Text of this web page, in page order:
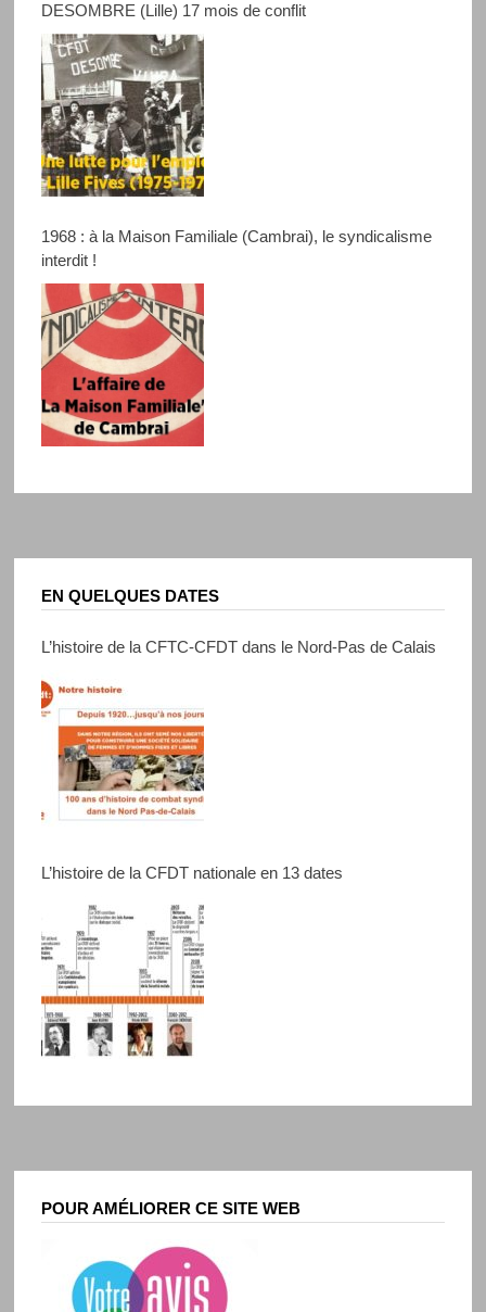
DESOMBRE (Lille) 17 mois de conflit
1968 : à la Maison Familiale (Cambrai), le syndicalisme
interdit !
EN QUELQUES DATES
L’histoire de la CFTC-CFDT dans le Nord-Pas de Calais
L’histoire de la CFDT nationale en 13 dates
POUR AMÉLIORER CE SITE WEB